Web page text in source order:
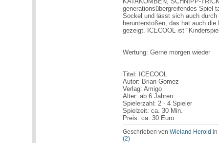
generationsübergreifendes Spiel
Sockel und lässt sich auch
herunterstoßen, das hat auch
gezeigt. ICECOOL ist
Wertung: Gerne morgen wieder
Titel: ICECOOL
Autor: Brian Gomez
Verlag: Amigo
Alter: ab 6 Jahren
Spielerzahl: 2 - 4 Spieler
Spielzeit: ca. 30 Min.
Preis: ca. 30 Euro
Geschrieben vonWieland Herold in
(2)